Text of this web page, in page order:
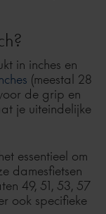
in inches en
(meestal 28
de grip en
je uiteindelijke
essentieel om
damesfietsen
49, 51, 53, 57
ook specifieke